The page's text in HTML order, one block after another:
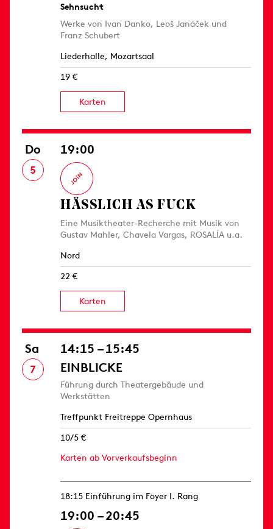
Sehnsucht
Werke von Ivan Danko, Leoš Janáček und
Franz Schubert
Liederhalle, Mozartsaal
19 €
Karten
Do
5
19:00
HÄSSLICH AS FUCK
Eine Musiktheater-Recherche mit Musik von
Gustav Mahler, Chavela Vargas, ROSALÍA u.a.
Nord
22 €
Karten
Sa
7
14:15 – 15:45
EINBLICKE
Führung durch Theatergebäude und
Werkstätten
Treffpunkt Freitreppe Opernhaus
10/5 €
Karten ab Vorverkaufsbeginn
18:15 Einführung im Foyer I. Rang
19:00 – 20:45